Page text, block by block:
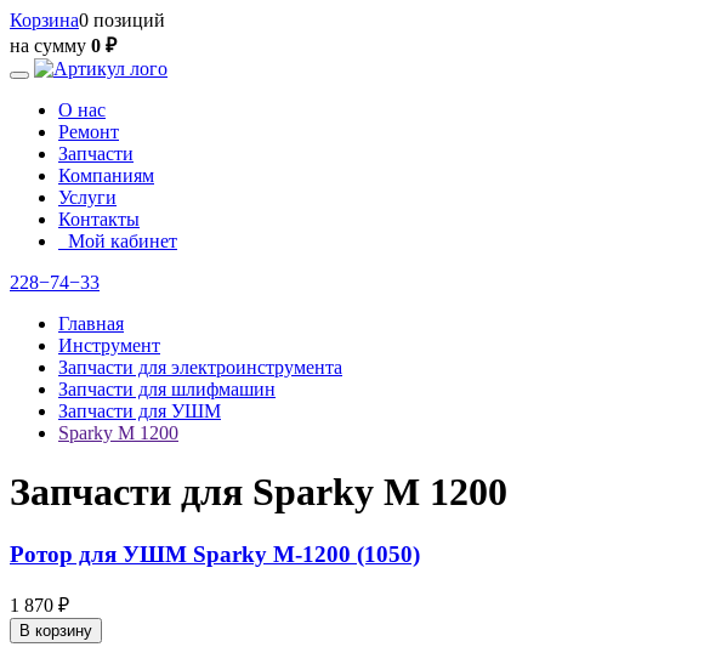
Корзина0 позиций
на сумму 0 ₽
О нас
Ремонт
Запчасти
Компаниям
Услуги
Контакты
Мой кабинет
228−74−33
Главная
Инструмент
Запчасти для электроинструмента
Запчасти для шлифмашин
Запчасти для УШМ
Sparky М 1200
Запчасти для Sparky М 1200
Ротор для УШМ Sparky М-1200 (1050)
1 870 ₽
В корзину